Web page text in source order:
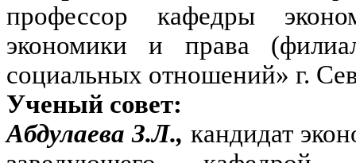
профессор кафедры
экономики и права
социальных отношений» г.
Ученый совет:
Абдулаева З.Л., кандидат